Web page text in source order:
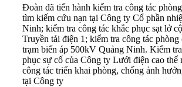
Đoàn đã tiến hành kiểm tra công tác
tìm kiếm cứu nạn tại Công ty Cổ phần
Ninh; kiểm tra công tác khắc phục sạt lở
Truyền tải điện 1; kiểm tra công tác
trạm biến áp 500kV Quảng Ninh. Kiểm
phục sự cố của Công ty Lưới điện cao thế
công tác triển khai phòng, chống ảnh
tại Công ty